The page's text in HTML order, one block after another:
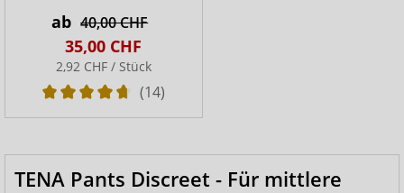
ab 40,00 CHF
35,00 CHF
2,92 CHF / Stück
(14)
TENA Pants Discreet - Für mittlere